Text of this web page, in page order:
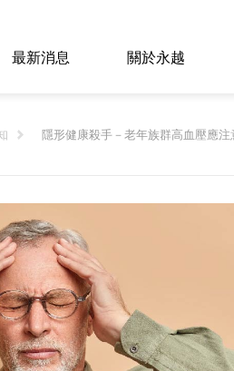
最新消息 關於永越
隱形健康殺手－老年族群高血壓應注